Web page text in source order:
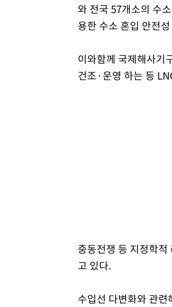
와 전국 57개소의 수
용한 수소 혼입 안전
이와함께 국제해사기
건조·운영 하는 등
중동전쟁 등 지정학
고 있다.
수입선 다변화와 관